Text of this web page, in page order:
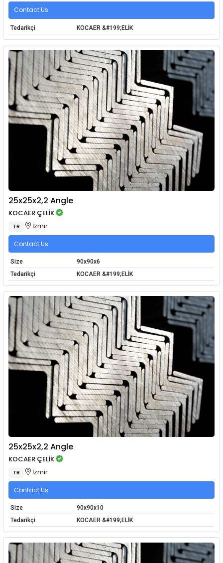
Contact Us
Tedarikçi KOCAER &#199;ELİK
25x25x2,2 Angle
KOCAER ÇELİK
TR İzmir
Contact Us
Size
90x90x6
Tedarikçi
KOCAER &#199;ELİK
25x25x2,2 Angle
KOCAER ÇELİK
TR İzmir
Contact Us
Size
90x90x10
Tedarikçi
KOCAER &#199;ELİK